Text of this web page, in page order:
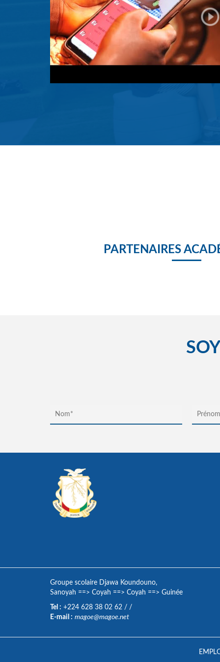
PARTENAIRES
Groupe scolaire Djawa Koundouno,
Sanoyah ==> Coyah ==> Coyah ==> Guinée
Tel : +224 628 38 02 62 / /
E-mail : magoe@magoe.net